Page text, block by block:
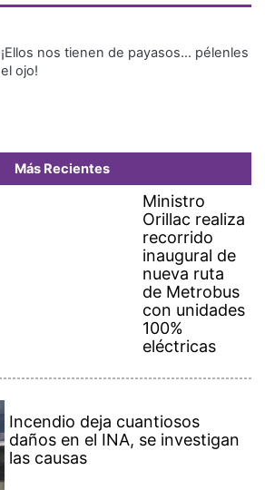
¡Ellos nos tienen de payasos… pélenles
el ojo!
Más Recientes
Ministro
Orillac realiza
recorrido
inaugural de
nueva ruta
de Metrobus
con unidades
100%
eléctricas
Incendio deja cuantiosos
daños en el INA, se investigan
las causas